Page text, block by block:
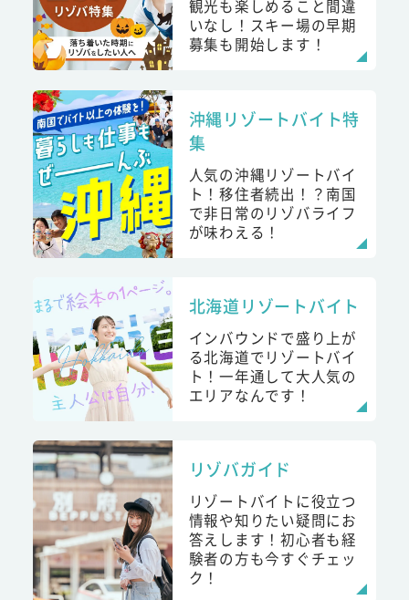
観光も楽しめること間違
いなし！スキー場の早期
募集も開始します！
沖縄リゾートバイト特
集
人気の沖縄リゾートバイ
ト！移住者続出！？南国
で非日常のリゾバライフ
が味わえる！
北海道リゾートバイト
インバウンドで盛り上が
る北海道でリゾートバイ
ト！一年通して大人気の
エリアなんです！
リゾバガイド
リゾートバイトに役立つ
情報や知りたい疑問にお
答えします！初心者も経
験者の方も今すぐチェッ
ク！